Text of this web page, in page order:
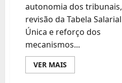
autonomia dos tribunais,
revisão da Tabela Salarial
Única e reforço dos
mecanismos...
VER MAIS
mais